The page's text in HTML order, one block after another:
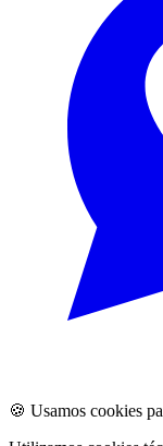
🍪 Usamos cookies